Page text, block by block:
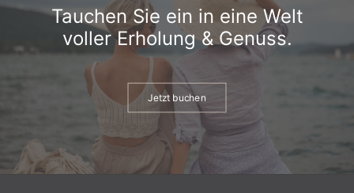
Tauchen Sie ein in eine Welt
voller Erholung & Genuss.
Jetzt buchen